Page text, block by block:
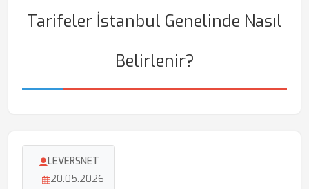
Tarifeler İstanbul Genelinde Nasıl
Belirlenir?
LEVERSNET
20.05.2026